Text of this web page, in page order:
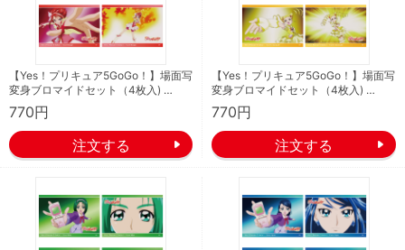
【Yes！プリキュア5GoGo！】場面写
変身ブロマイドセット（4枚入) …
770円
【Yes！プリキュア5GoGo！】場面写
変身ブロマイドセット（4枚入) …
770円